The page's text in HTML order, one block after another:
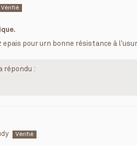
epais pour urn bonne résistance à
répondu :